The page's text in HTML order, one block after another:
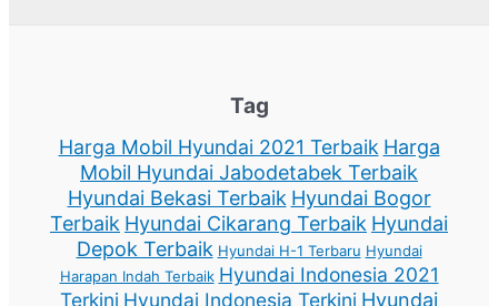
Tag
Harga Mobil Hyundai 2021 Terbaik Harga
Mobil Hyundai Jabodetabek Terbaik
Hyundai Bekasi Terbaik Hyundai Bogor
Terbaik Hyundai Cikarang Terbaik Hyundai
Depok Terbaik Hyundai H-1 Terbaru Hyundai
Harapan Indah Terbaik Hyundai Indonesia 2021
Terkini Hyundai Indonesia Terkini Hyundai